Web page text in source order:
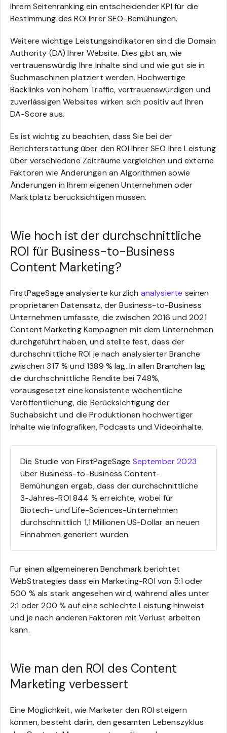
Ihrem Seitenranking ein entscheidender KPI für die
Bestimmung des ROI Ihrer SEO-Bemühungen.
Weitere wichtige Leistungsindikatoren sind die Domain
Authority (DA) Ihrer Website. Dies gibt an, wie
vertrauenswürdig Ihre Inhalte sind und wie gut sie in
Suchmaschinen platziert werden. Hochwertige
Backlinks von hohem Traffic, vertrauenswürdigen und
zuverlässigen Websites wirken sich positiv auf Ihren
DA-Score aus.
Es ist wichtig zu beachten, dass Sie bei der
Berichterstattung über den ROI Ihrer SEO Ihre Leistung
über verschiedene Zeiträume vergleichen und externe
Faktoren wie Änderungen an Algorithmen sowie
Änderungen in Ihrem eigenen Unternehmen oder
Marktplatz berücksichtigen müssen.
Wie hoch ist der durchschnittliche
ROI für Business-to-Business
Content Marketing?
FirstPageSage analysierte kürzlich analysierte seinen
proprietären Datensatz, der Business-to-Business
Unternehmen umfasste, die zwischen 2016 und 2021
Content Marketing Kampagnen mit dem Unternehmen
durchgeführt haben, und stellte fest, dass der
durchschnittliche ROI je nach analysierter Branche
zwischen 317 % und 1389 % lag. In allen Branchen lag
die durchschnittliche Rendite bei 748%,
vorausgesetzt eine konsistente wöchentliche
Veröffentlichung, die Berücksichtigung der
Suchabsicht und die Produktionen hochwertiger
Inhalte wie Infografiken, Podcasts und Videoinhalte.
Die Studie von FirstPageSage September 2023
über Business-to-Business Content-
Bemühungen ergab, dass der durchschnittliche
3-Jahres-ROI 844 % erreichte, wobei für
Biotech- und Life-Sciences-Unternehmen
durchschnittlich 1,1 Millionen US-Dollar an neuen
Einnahmen generiert wurden.
Für einen allgemeineren Benchmark berichtet
WebStrategiesdass ein Marketing-ROI von 5:1 oder
500 % als stark angesehen wird, während alles unter
2:1 oder 200 % auf eine schlechte Leistung hinweist
und je nach anderen Faktoren mit Verlust arbeiten
kann.
Wie man den ROI des Content
Marketing verbessert
Eine Möglichkeit, wie Marketer den ROI steigern
können, besteht darin, den gesamten Lebenszyklus